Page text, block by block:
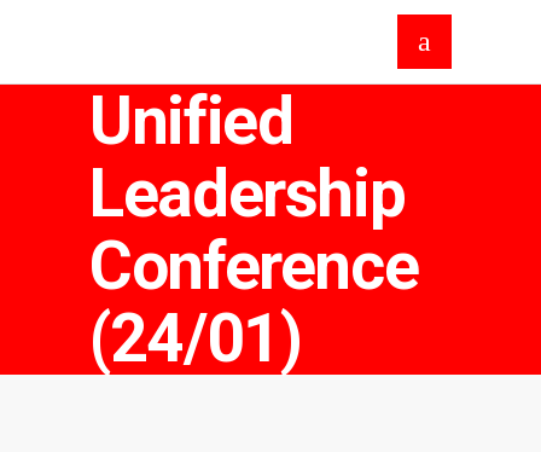
Unified
Leadership
Conference
(24/01)